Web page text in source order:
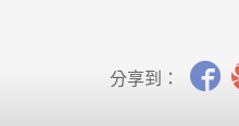
分享到：